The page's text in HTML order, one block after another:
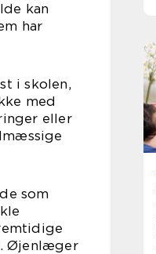
kan
har
i skolen,
med
eller
som
Øjenlæger